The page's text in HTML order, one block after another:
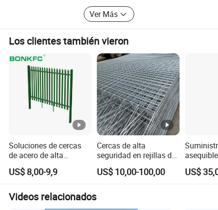
Ver Más
Los clientes también vieron
Soluciones de cercas
de acero de alta
seguridad, acero
galvanizado de alta
resistencia, acero
galvanizado asequible
con perfiles anti
US$ 8,00-9,9
Cercas de alta
seguridad en rejillas de
acero de Tech Shine
Grating (TSG)
US$ 10,00-100,00
cercado
US$
Videos relacionados